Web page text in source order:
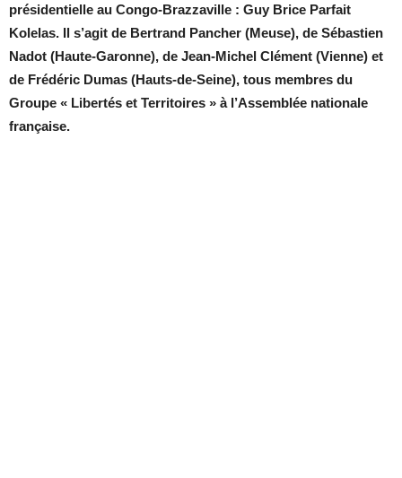
présidentielle au Congo-Brazzaville : Guy Brice Parfait
Kolelas. Il s’agit de Bertrand Pancher (Meuse), de Sébastien
Nadot (Haute-Garonne), de Jean-Michel Clément (Vienne) et
de Frédéric Dumas (Hauts-de-Seine), tous membres du
Groupe « Libertés et Territoires » à l’Assemblée nationale
française.